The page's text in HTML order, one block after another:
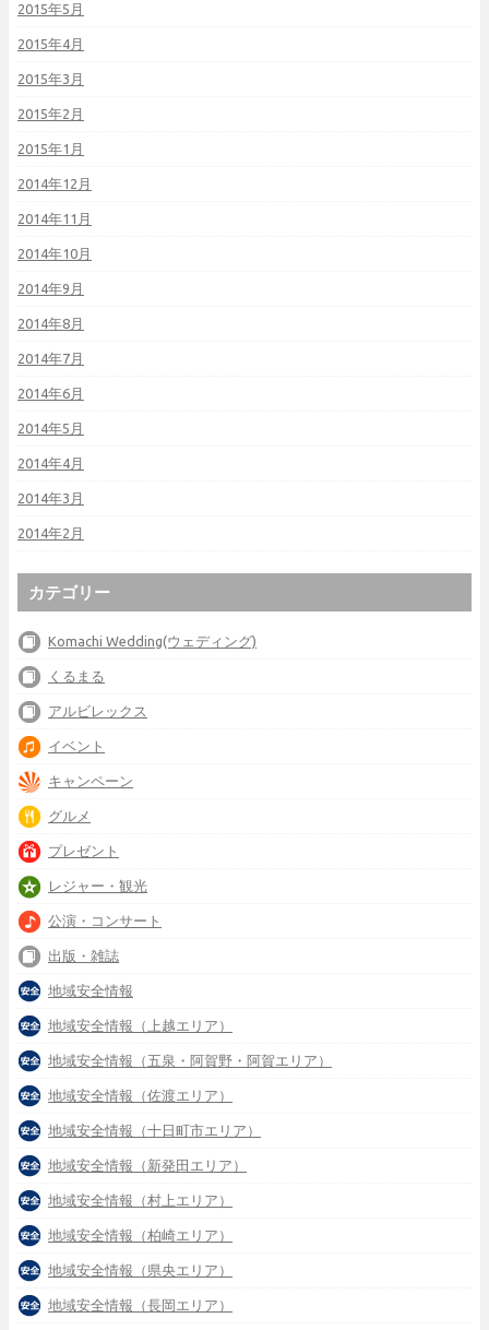
2015年5月
2015年4月
2015年3月
2015年2月
2015年1月
2014年12月
2014年11月
2014年10月
2014年9月
2014年8月
2014年7月
2014年6月
2014年5月
2014年4月
2014年3月
2014年2月
カテゴリー
Komachi Wedding(ウェディング)
くるまる
アルビレックス
イベント
キャンペーン
グルメ
プレゼント
レジャー・観光
公演・コンサート
出版・雑誌
地域安全情報
地域安全情報（上越エリア）
地域安全情報（五泉・阿賀野・阿賀エリア）
地域安全情報（佐渡エリア）
地域安全情報（十日町市エリア）
地域安全情報（新発田エリア）
地域安全情報（村上エリア）
地域安全情報（柏崎エリア）
地域安全情報（県央エリア）
地域安全情報（長岡エリア）